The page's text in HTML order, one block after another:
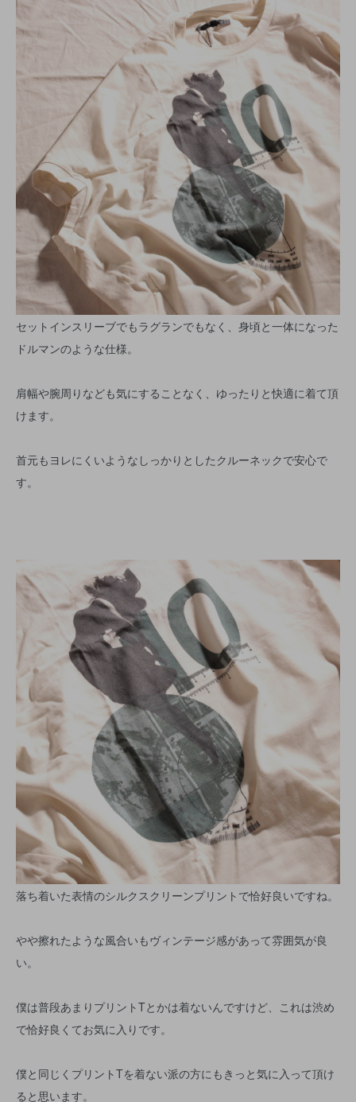
セットインスリーブでもラグランでもなく、身頃と一体になった
ドルマンのような仕様。
肩幅や腕周りなども気にすることなく、ゆったりと快適に着て頂
けます。
首元もヨレにくいようなしっかりとしたクルーネックで安心で
す。
落ち着いた表情のシルクスクリーンプリントで恰好良いですね。
やや擦れたような風合いもヴィンテージ感があって雰囲気が良
い。
僕は普段あまりプリントTとかは着ないんですけど、これは渋め
で恰好良くてお気に入りです。
僕と同じくプリントTを着ない派の方にもきっと気に入って頂け
ると思います。